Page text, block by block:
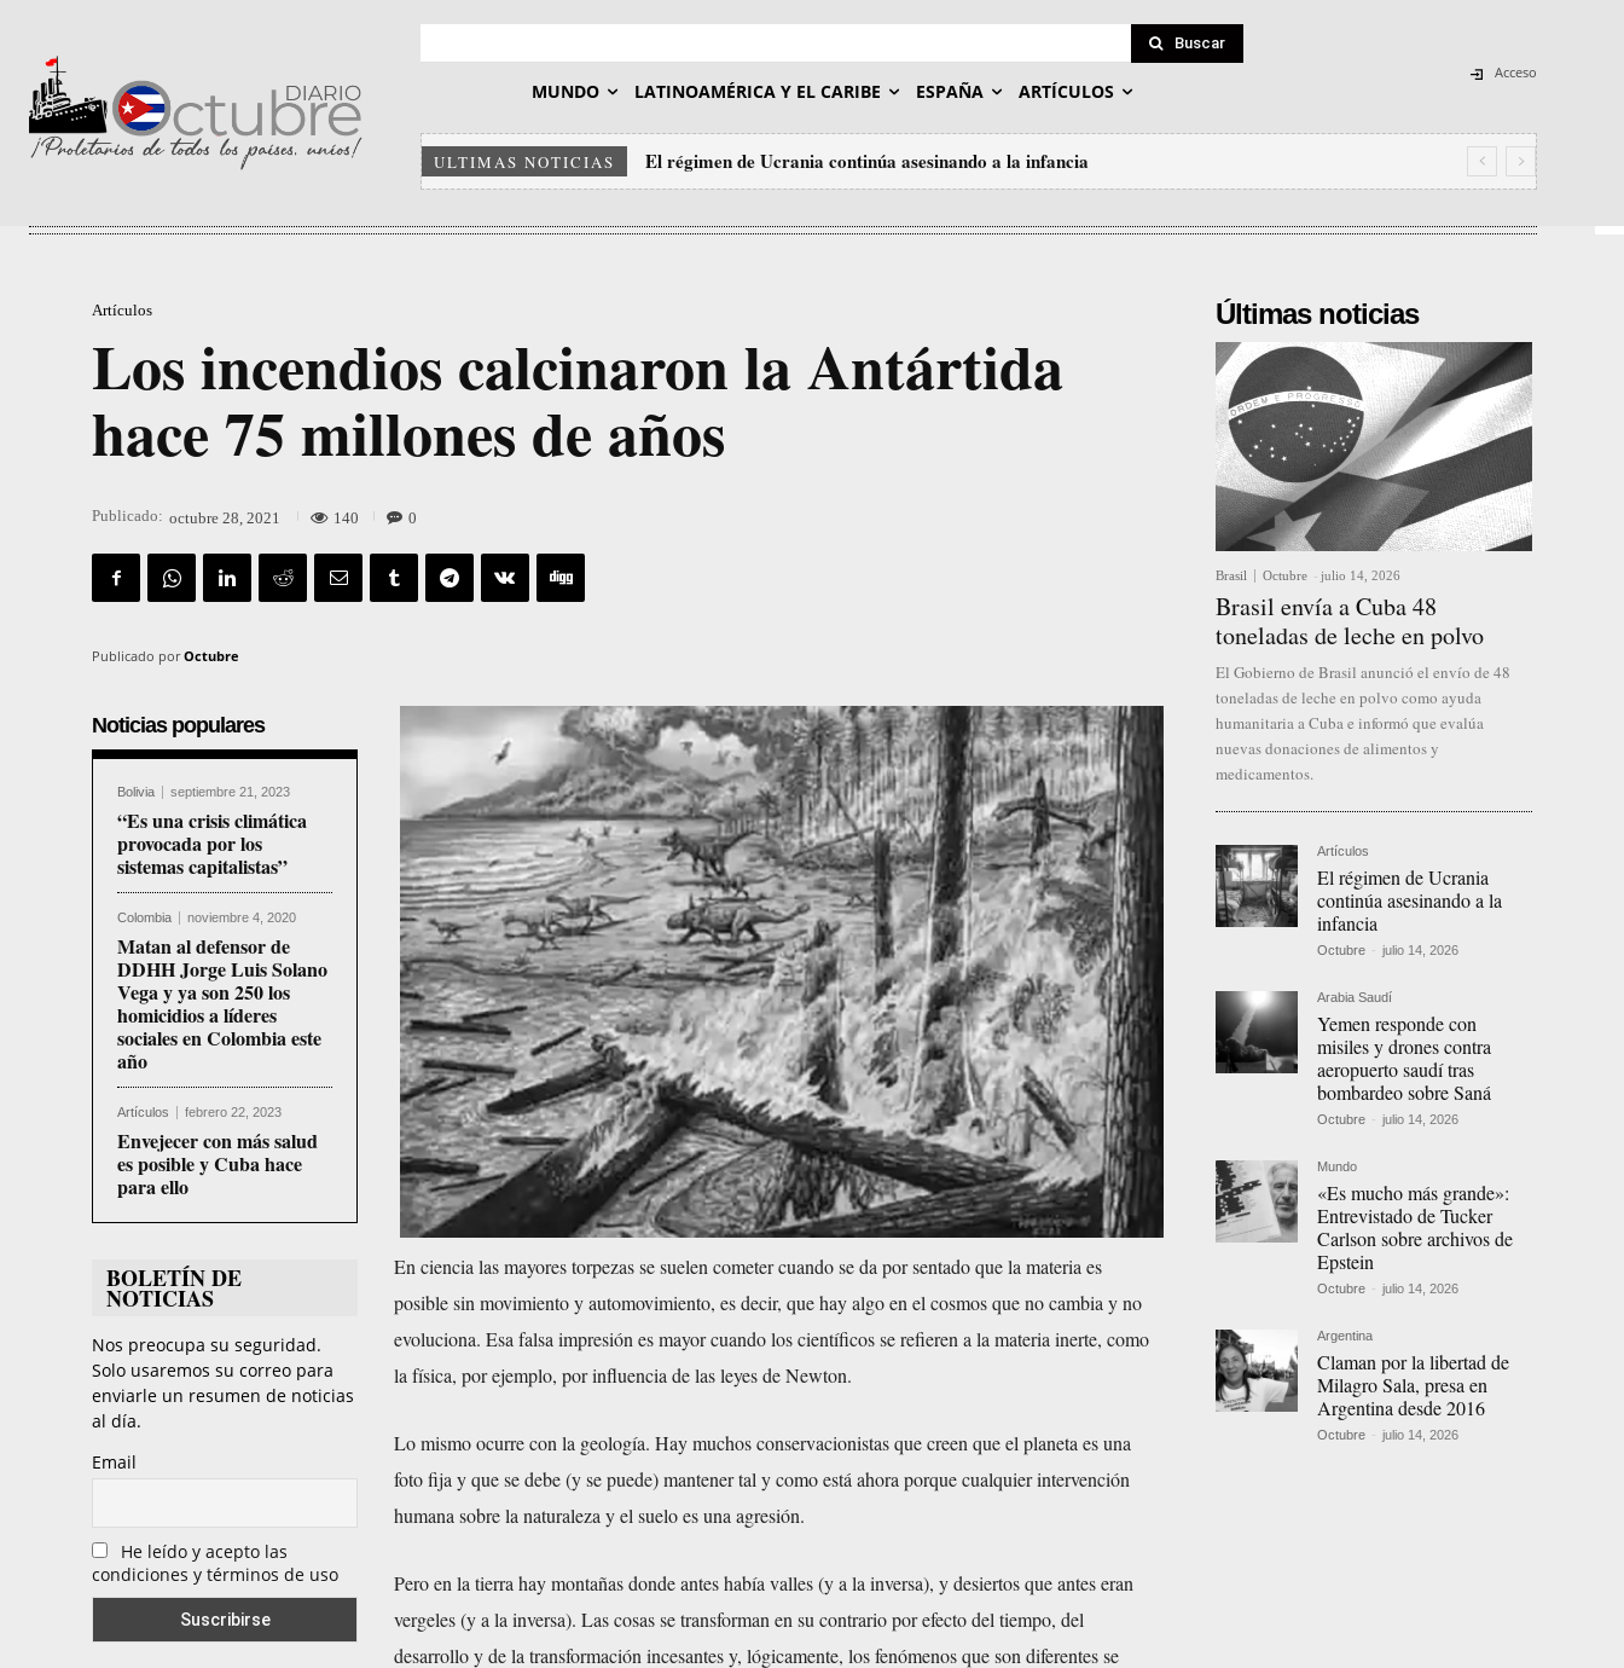
Buscar
MUNDO LATINOAMÉRICA Y EL CARIBE ESPAÑA ARTÍCULOS
Acceso
ULTIMAS NOTICIAS El régimen de Ucrania continúa asesinando a la infancia
Artículos
Los incendios calcinaron la Antártida
hace 75 millones de años
Publicado: octubre 28, 2021 140 0
Publicado por Octubre
Noticias populares
Bolivia septiembre 21, 2023
“Es una crisis climática
provocada por los
sistemas capitalistas”
Colombia noviembre 4, 2020
Matan al defensor de
DDHH Jorge Luis Solano
Vega y ya son 250 los
homicidios a líderes
sociales en Colombia este
año
Artículos febrero 22, 2023
Envejecer con más salud
es posible y Cuba hace
para ello
BOLETÍN DE
NOTICIAS
Nos preocupa su seguridad.
Solo usaremos su correo para
enviarle un resumen de noticias
al día.
Email
He leído y acepto las
condiciones y términos de uso
En ciencia las mayores torpezas se suelen cometer cuando se da por sentado que la materia es
posible sin movimiento y automovimiento, es decir, que hay algo en el cosmos que no cambia y no
evoluciona. Esa falsa impresión es mayor cuando los científicos se refieren a la materia inerte, como
la física, por ejemplo, por influencia de las leyes de Newton.
Lo mismo ocurre con la geología. Hay muchos conservacionistas que creen que el planeta es una
foto fija y que se debe (y se puede) mantener tal y como está ahora porque cualquier intervención
humana sobre la naturaleza y el suelo es una agresión.
Pero en la tierra hay montañas donde antes había valles (y a la inversa), y desiertos que antes eran
vergeles (y a la inversa). Las cosas se transforman en su contrario por efecto del tiempo, del
desarrollo y de la transformación incesantes y, lógicamente, los fenómenos que son diferentes se
Últimas noticias
Brasil Octubre - julio 14, 2026
Brasil envía a Cuba 48
toneladas de leche en polvo
El Gobierno de Brasil anunció el envío de 48
toneladas de leche en polvo como ayuda
humanitaria a Cuba e informó que evalúa
nuevas donaciones de alimentos y
medicamentos.
Artículos
El régimen de Ucrania
continúa asesinando a la
infancia
Octubre - julio 14, 2026
Arabia Saudí
Yemen responde con
misiles y drones contra
aeropuerto saudí tras
bombardeo sobre Saná
Octubre - julio 14, 2026
Mundo
«Es mucho más grande»:
Entrevistado de Tucker
Carlson sobre archivos de
Epstein
Octubre - julio 14, 2026
Argentina
Claman por la libertad de
Milagro Sala, presa en
Argentina desde 2016
Octubre - julio 14, 2026